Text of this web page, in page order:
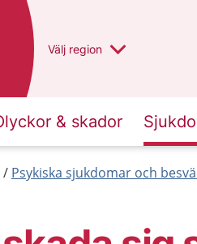
Du har valt region
Välj en annan
region
& skador
Psykiska sjukdomar och